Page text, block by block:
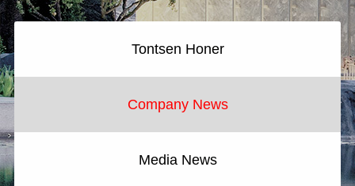
Tontsen Honer
Company News
Media News